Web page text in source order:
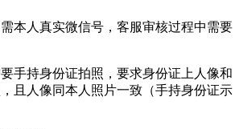
本人真实微信号，客服审核过程中需要
手持身份证拍照，要求身份证上人像和
且人像同本人照片一致（手持身份证示